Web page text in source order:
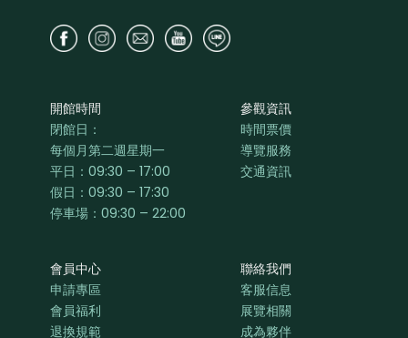
開館時間
閉館日：
每個月第二週星期一
平日： 09:30 – 17:00
假日：09:30 – 17:30
停車場：09:30 – 22:00
參觀資訊
時間票價
導覽服務
交通資訊
會員中心
申請專區
會員福利
退換規範
聯絡我們
客服信息
展覽相關
成為夥伴